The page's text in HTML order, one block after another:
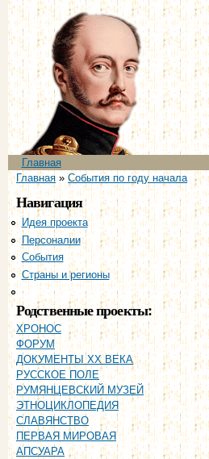
Главное меню
Главная
Вы здесь
Главная» События по году начала
Навигация
Идея проекта
Персоналии
События
Страны и регионы
Хронология
Родственные проекты:
ХРОНОС
ФОРУМ
ДОКУМЕНТЫ XX ВЕКА
РУССКОЕ ПОЛЕ
РУМЯНЦЕВСКИЙ МУЗЕЙ
ЭТНОЦИКЛОПЕДИЯ
СЛАВЯНСТВО
ПЕРВАЯ МИРОВАЯ
АПСУАРА